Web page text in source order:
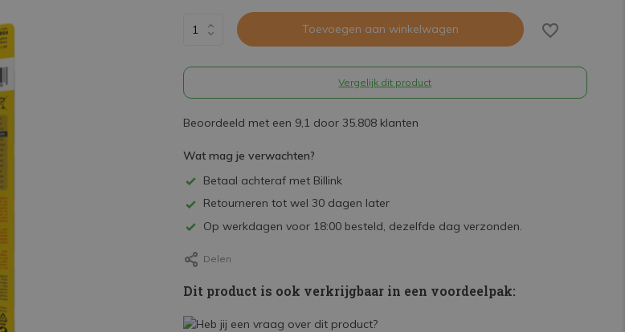
Toevoegen aan winkelwagen
Vergelijk dit product
Beoordeeld met een 9,1 door 35.808 klanten
Wat mag je verwachten?
Betaal achteraf met Billink
Retourneren tot wel 30 dagen later
Op werkdagen voor 18:00 besteld, dezelfde dag verzonden.
Delen
Dit product is ook verkrijgbaar in een voordeelpak: